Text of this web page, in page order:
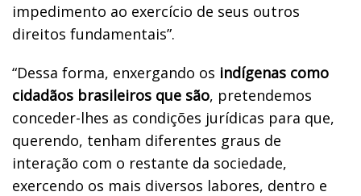
impedimento ao exercício de seus outros
direitos fundamentais”.
“Dessa forma, enxergando os indígenas como
cidadãos brasileiros que são, pretendemos
conceder-lhes as condições jurídicas para que,
querendo, tenham diferentes graus de
interação com o restante da sociedade,
exercendo os mais diversos labores, dentro e